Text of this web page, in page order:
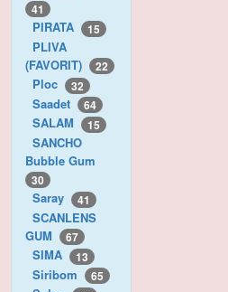
41
PIRATA 15
PLIVA
(FAVORIT)
22
Ploc 32
Saadet 64
SALAM 15
SANCHO
Bubble Gum
30
Saray 41
SCANLENS
GUM
67
SIMA 13
Siribom 65